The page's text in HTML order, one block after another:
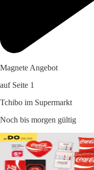
Magnete Angebot
auf Seite 1
Tchibo im Supermarkt
Noch bis morgen gültig